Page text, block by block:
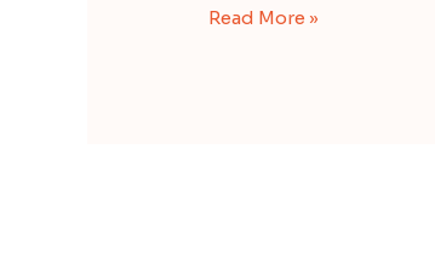
Read More »